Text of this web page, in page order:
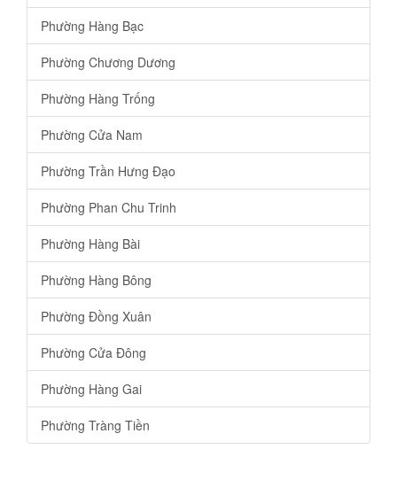
Phường Hàng Bạc
Phường Chương Dương
Phường Hàng Trống
Phường Cửa Nam
Phường Trần Hưng Đạo
Phường Phan Chu Trinh
Phường Hàng Bài
Phường Hàng Bông
Phường Đồng Xuân
Phường Cửa Đông
Phường Hàng Gai
Phường Tràng Tiền